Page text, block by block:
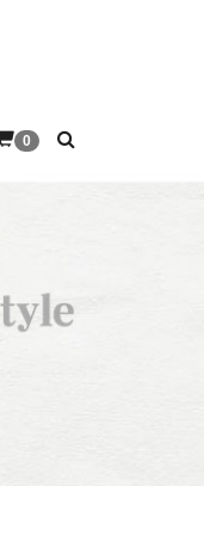
0